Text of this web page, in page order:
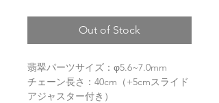
Out of Stock
翡翠パーツサイズ：φ5.6~7.0mm
チェーン長さ：40cm（+5cmスライド
アジャスター付き）